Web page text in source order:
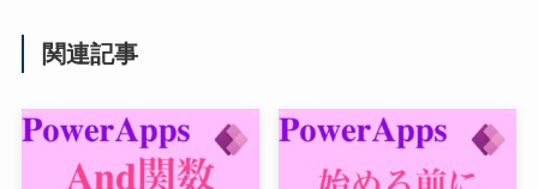
関連記事